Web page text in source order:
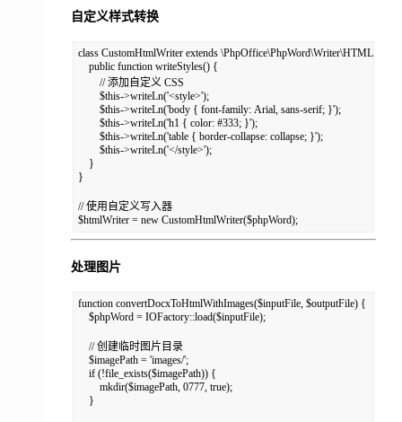
自定义样式转换
class CustomHtmlWriter extends \PhpOffice\PhpWord\Writer\HTML {
public function writeStyles() {
// 添加自定义 CSS
$this->writeLn('<style>');
$this->writeLn('body { font-family: Arial, sans-serif; }');
$this->writeLn('h1 { color: #333; }');
$this->writeLn('table { border-collapse: collapse; }');
$this->writeLn('</style>');
}
}
// 使用自定义写入器
$htmlWriter = new CustomHtmlWriter($phpWord);
处理图片
function convertDocxToHtmlWithImages($inputFile, $outputFile) {
$phpWord = IOFactory::load($inputFile);
// 创建临时图片目录
$imagePath = 'images/';
if (!file_exists($imagePath)) {
mkdir($imagePath, 0777, true);
}